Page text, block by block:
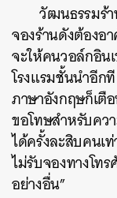
วัฒนธรรมร้
จองร้านดังต้องอ
จะให้คนวอล์กอิน
โรงแรมชั้นนำอีก
ภาษาอังกฤษก็เตื
ขอโทษสำหรับคว
ได้ครั้งละสิบคนเ
ไม่รับจองทางโท
อย่างอื่น”